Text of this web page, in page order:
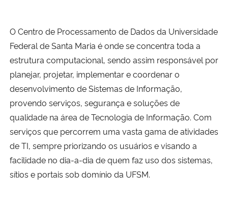
Ministério da Saúde
Ministério de Minas e Energia
Ministério da Ciência, Tecnologia, Inovações e Comunicações
Ministério do Meio Ambiente
Ministério do Turismo
Ministério do Desenvolvimento Regional
O Centro de Processamento de Dados da Universidade
Federal de Santa Maria é onde se concentra toda a
estrutura computacional, sendo assim responsável por
planejar, projetar, implementar e coordenar o
desenvolvimento de Sistemas de Informação,
provendo serviços, segurança e soluções de
qualidade na área de Tecnologia de Informação. Com
serviços que percorrem uma vasta gama de atividades
de TI, sempre priorizando os usuários e visando a
facilidade no dia-a-dia de quem faz uso dos sistemas,
sítios e portais sob domínio da UFSM.